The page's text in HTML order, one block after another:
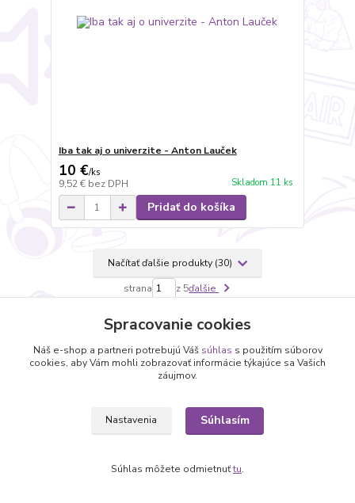
Iba tak aj o univerzite - Anton Lauček
10 €/ks
9,52 € bez DPH Skladom 11 ks
Pridať do košíka
Načítať ďalšie produkty (30)
strana z 5ďalšie
Informácie pre zákazníkov
Ako nakupovať
Spracovanie cookies
Náš e-shop a partneri potrebujú Váš súhlas s použitím súborov
cookies, aby Vám mohli zobrazovať informácie týkajúce sa Vašich
záujmov.
Nastavenia Súhlasím
Súhlas môžete odmietnuťtu.